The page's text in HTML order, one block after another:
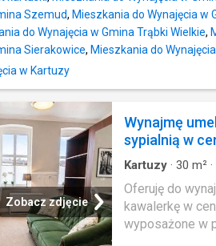
zapewniając
Kaszubami
Pomorza. To
Szemud, Mieszkania do Wynajęcia w
do Wynajęcia w Gmina Trąbki Wielkie,
Sierakowice, Mieszkania do
w Kartuzy
Zobacz zdjęcie
Wynajmę
sypialnią w
Kartuzy · 30 m² ·
Oferuję do
kawalerkę w
wyposażone w